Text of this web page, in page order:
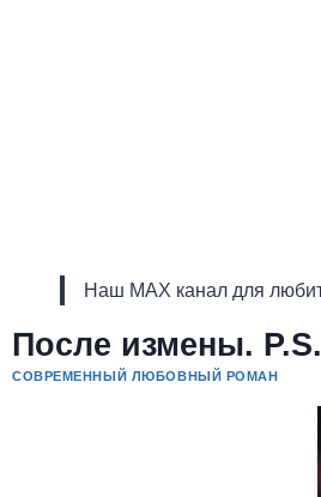
Наш MAX канал для
После измены.
СОВРЕМЕННЫЙ ЛЮБОВНЫЙ РОМАН